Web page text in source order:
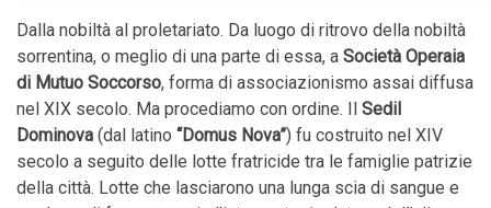
Dalla nobiltà al proletariato. Da luogo di ritrovo della nobiltà
sorrentina, o meglio di una parte di essa, a Società Operaia
di Mutuo Soccorso, forma di associazionismo assai diffusa
nel XIX secolo. Ma procediamo con ordine. Il Sedil
Dominova (dal latino “Domus Nova”) fu costruito nel XIV
secolo a seguito delle lotte fratricide tra le famiglie patrizie
della città. Lotte che lasciarono una lunga scia di sangue e